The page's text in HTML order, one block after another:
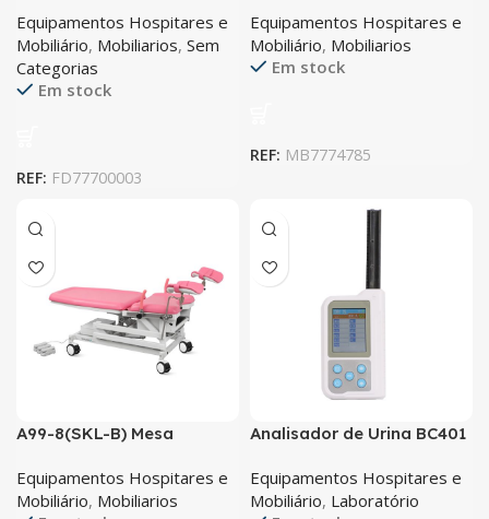
Gavetas
Equipamentos Hospitares e
Mobiliário, Mobiliarios, Sem
Categorias
Em stock
REF: FD77700003
Equipamentos Hospitares e
Mobiliário, Mobiliarios
Em stock
REF: MB7774785
A99-8(SKL-B) Mesa
Equipamentos Hospitares e
Mobiliário, Mobiliarios
Analisador de Urina BC401
Equipamentos Hospitares e
Mobiliário, Laboratório